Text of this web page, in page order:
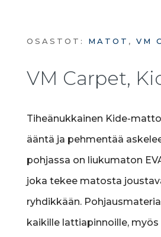
OSASTOT: MATOT , VM
VM Carpet,
Tiheänukkainen Kide-
ääntä ja pehmentää
pohjassa on liukumaton
joka tekee matosta
ryhdikkään.
kaikille lattiapinnoille, myös